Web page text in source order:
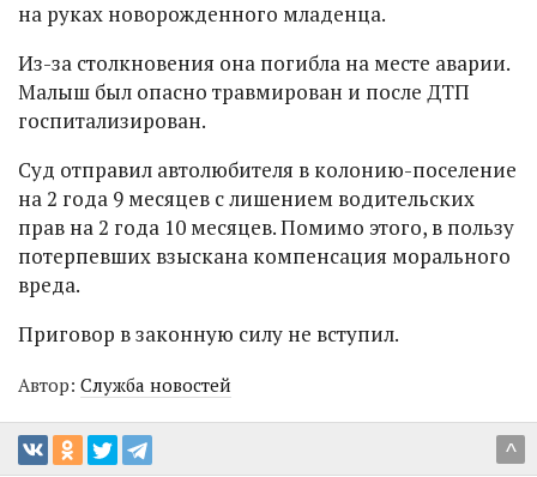
на руках новорожденного младенца.
Из-за столкновения она погибла на месте аварии.
Малыш был опасно травмирован и после ДТП
госпитализирован.
Суд отправил автолюбителя в колонию-поселение
на 2 года 9 месяцев с лишением водительских
прав на 2 года 10 месяцев. Помимо этого, в пользу
потерпевших взыскана компенсация морального
вреда.
Приговор в законную силу не вступил.
Автор: Служба новостей
^